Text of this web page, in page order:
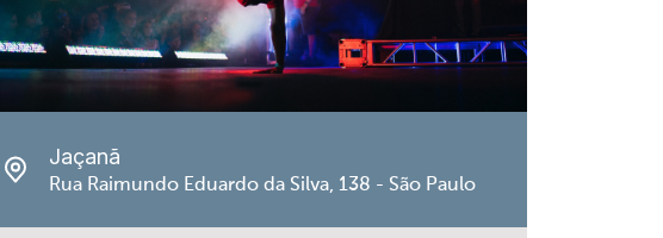
Jaçanã
Rua Raimundo Eduardo da Silva, 138 - São Paulo